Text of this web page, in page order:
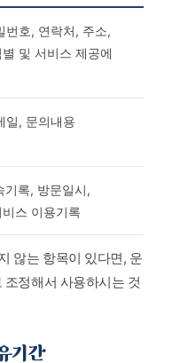
번호, 연락처, 주소,
및 서비스 제공에
일, 문의내용
기록, 방문일시,
스 이용기록
않는 항목이 있다면, 운
정해서 사용하시는 것
기간